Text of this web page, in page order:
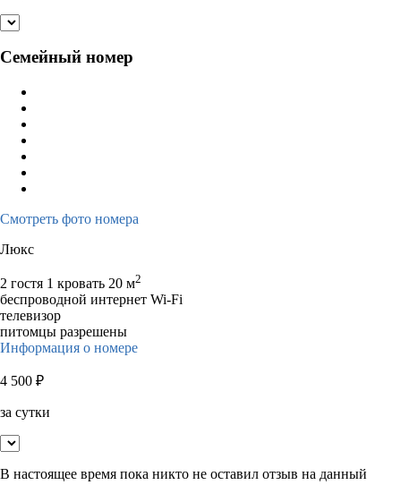
Семейный номер
Смотреть фото номера
Люкс
2 гостя 1 кровать 20 м2
беспроводной интернет Wi-Fi
телевизор
питомцы разрешены
Информация о номере
4 500 ₽
за сутки
В настоящее время пока никто не оставил отзыв на данный